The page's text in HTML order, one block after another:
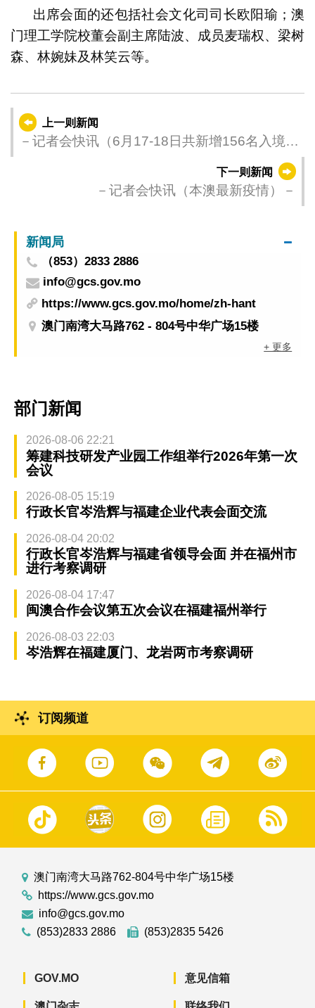
出席会面的还包括社会文化司司长欧阳瑜；澳
门理工学院校董会副主席陆波、成员麦瑞权、梁树
森、林婉妹及林笑云等。
上一则新闻
－记者会快讯（6月17-18日共新增156名入境人
下一则新闻
－记者会快讯（本澳最新疫情）－
新闻局
（853）2833 2886
info@gcs.gov.mo
https://www.gcs.gov.mo/home/zh-hant
澳门南湾大马路762 - 804号中华广场15楼
+ 更多
部门新闻
2026-08-06 22:21
筹建科技研发产业园工作组举行2026年第一次
会议
2026-08-05 15:19
行政长官岑浩辉与福建企业代表会面交流
2026-08-04 20:02
行政长官岑浩辉与福建省领导会面 并在福州市
进行考察调研
2026-08-04 17:47
闽澳合作会议第五次会议在福建福州举行
2026-08-03 22:03
岑浩辉在福建厦门、龙岩两市考察调研
订阅频道
澳门南湾大马路762-804号中华广场15楼
https://www.gcs.gov.mo
info@gcs.gov.mo
(853)2833 2886
(853)2835 5426
GOV.MO 意见信箱